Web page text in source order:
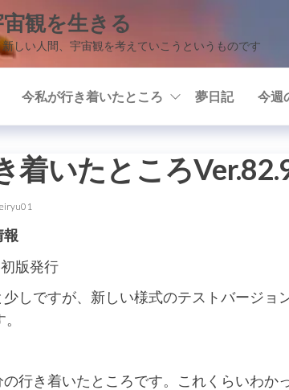
観を生きる
しい人間、宇宙観を考えていこうというものです
今私が行き着いたところ 夢日記 今週
着いたところ
報
版発行
ですが、新しい様式のテストバージョ
き着いたところです。これくらいわか